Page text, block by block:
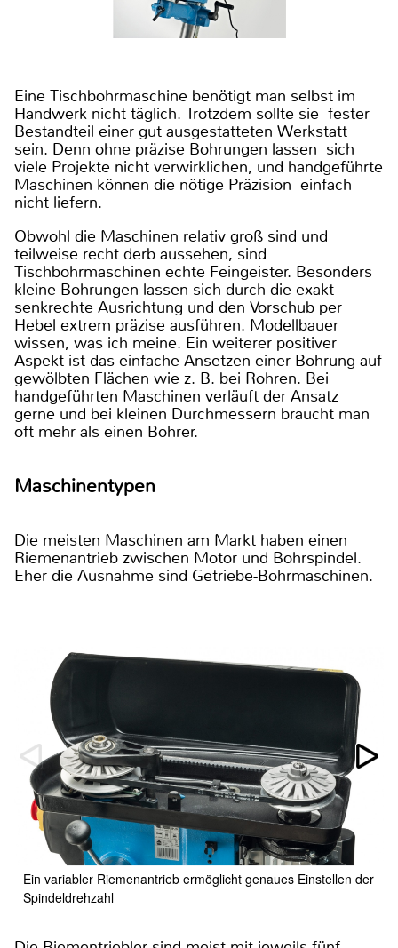
Eine Tischbohrmaschine benötigt man selbst im
Handwerk nicht täglich. Trotzdem sollte sie fester
Bestandteil einer gut ausgestatteten Werkstatt
sein. Denn ohne präzise Bohrungen lassen sich
viele Projekte nicht verwirklichen, und handgeführte
Maschinen können die nötige Präzision einfach
nicht liefern.
Obwohl die Maschinen relativ groß sind und
teilweise recht derb aussehen, sind
Tischbohrmaschinen echte Feingeister. Besonders
kleine Bohrungen lassen sich durch die exakt
senkrechte Ausrichtung und den Vorschub per
Hebel extrem präzise ausführen. Modellbauer
wissen, was ich meine. Ein weiterer positiver
Aspekt ist das einfache Ansetzen einer Bohrung auf
gewölbten Flächen wie z. B. bei Rohren. Bei
handgeführten Maschinen verläuft der Ansatz
gerne und bei kleinen Durchmessern braucht man
oft mehr als einen Bohrer.
Maschinentypen
Die meisten Maschinen am Markt haben einen
Riemenantrieb zwischen Motor und Bohrspindel.
Eher die Ausnahme sind Getriebe-Bohrmaschinen.
Ein variabler Riemenantrieb ermöglicht genaues Einstellen der
Spindeldrehzahl